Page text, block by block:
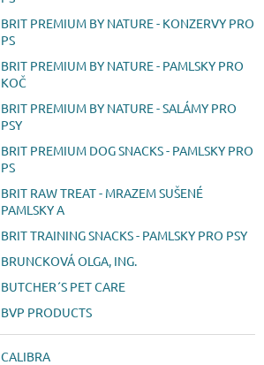
BRIT PREMIUM BY NATURE - KONZERVY PRO
PS
BRIT PREMIUM BY NATURE - PAMLSKY PRO
KOČ
BRIT PREMIUM BY NATURE - SALÁMY PRO
PSY
BRIT PREMIUM DOG SNACKS - PAMLSKY PRO
PS
BRIT RAW TREAT - MRAZEM SUŠENÉ
PAMLSKY A
BRIT TRAINING SNACKS - PAMLSKY PRO PSY
BRUNCKOVÁ OLGA, ING.
BUTCHER´S PET CARE
BVP PRODUCTS
CALIBRA